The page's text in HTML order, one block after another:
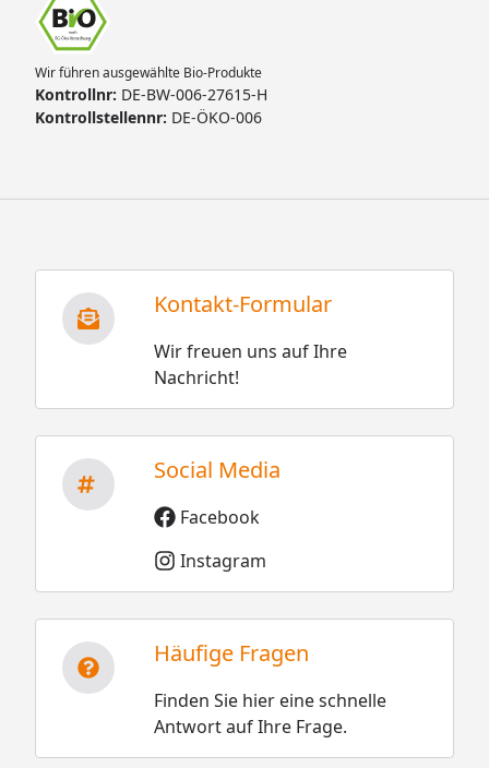
Wir führen ausgewählte Bio-Produkte
Kontrollnr: DE-BW-006-27615-H
Kontrollstellennr: DE-ÖKO-006
Kontakt-Formular
Wir freuen uns auf Ihre
Nachricht!
Social Media
Facebook
Instagram
Häufige Fragen
Finden Sie hier eine schnelle
Antwort auf Ihre Frage.